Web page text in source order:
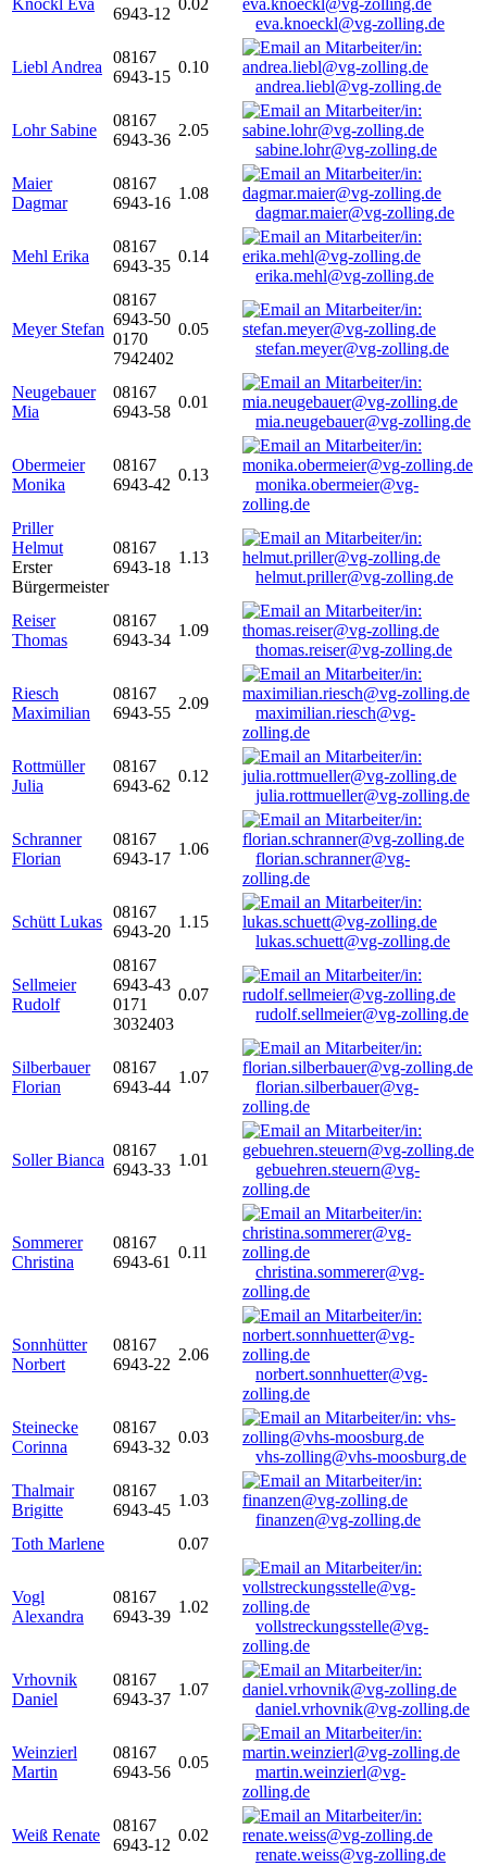
Knöckl Eva
6943-12
0.02
eva.knoeckl@vg-zolling.de
Liebl Andrea
08167
6943-15
0.10
andrea.liebl@vg-zolling.de
Lohr Sabine
08167
6943-36
2.05
sabine.lohr@vg-zolling.de
Maier
Dagmar
08167
6943-16
1.08
dagmar.maier@vg-zolling.de
Mehl Erika
08167
6943-35
0.14
erika.mehl@vg-zolling.de
Meyer Stefan
08167
6943-50
0170
7942402
0.05
stefan.meyer@vg-zolling.de
Neugebauer
Mia
08167
6943-58
0.01
mia.neugebauer@vg-zolling.de
Obermeier
Monika
08167
6943-42
0.13
monika.obermeier@vg-
zolling.de
Priller
Helmut
Erster
Bürgermeister
08167
6943-18
1.13
helmut.priller@vg-zolling.de
Reiser
Thomas
08167
6943-34
1.09
thomas.reiser@vg-zolling.de
Riesch
Maximilian
08167
6943-55
2.09
maximilian.riesch@vg-
zolling.de
Rottmüller
Julia
08167
6943-62
0.12
julia.rottmueller@vg-zolling.de
Schranner
Florian
08167
6943-17
1.06
florian.schranner@vg-
zolling.de
Schütt Lukas
08167
6943-20
1.15
lukas.schuett@vg-zolling.de
Sellmeier
Rudolf
08167
6943-43
0171
3032403
0.07
rudolf.sellmeier@vg-zolling.de
Silberbauer
Florian
08167
6943-44
1.07
florian.silberbauer@vg-
zolling.de
Soller Bianca
08167
6943-33
1.01
gebuehren.steuern@vg-
zolling.de
Sommerer
Christina
08167
6943-61
0.11
christina.sommerer@vg-
zolling.de
Sonnhütter
Norbert
08167
6943-22
2.06
norbert.sonnhuetter@vg-
zolling.de
Steinecke
Corinna
08167
6943-32
0.03
vhs-zolling@vhs-moosburg.de
Thalmair
Brigitte
08167
6943-45
1.03
finanzen@vg-zolling.de
Toth Marlene
0.07
Vogl
Alexandra
08167
6943-39
1.02
vollstreckungsstelle@vg-
zolling.de
Vrhovnik
Daniel
08167
6943-37
1.07
daniel.vrhovnik@vg-zolling.de
Weinzierl
Martin
08167
6943-56
0.05
martin.weinzierl@vg-
zolling.de
Weiß Renate
08167
6943-12
0.02
renate.weiss@vg-zolling.de